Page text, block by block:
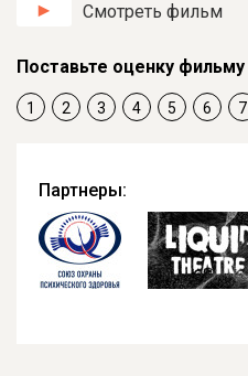
Смотреть фильм
Поставьте оценку фильму
1 2 3 4 5 6 7
Партнеры: